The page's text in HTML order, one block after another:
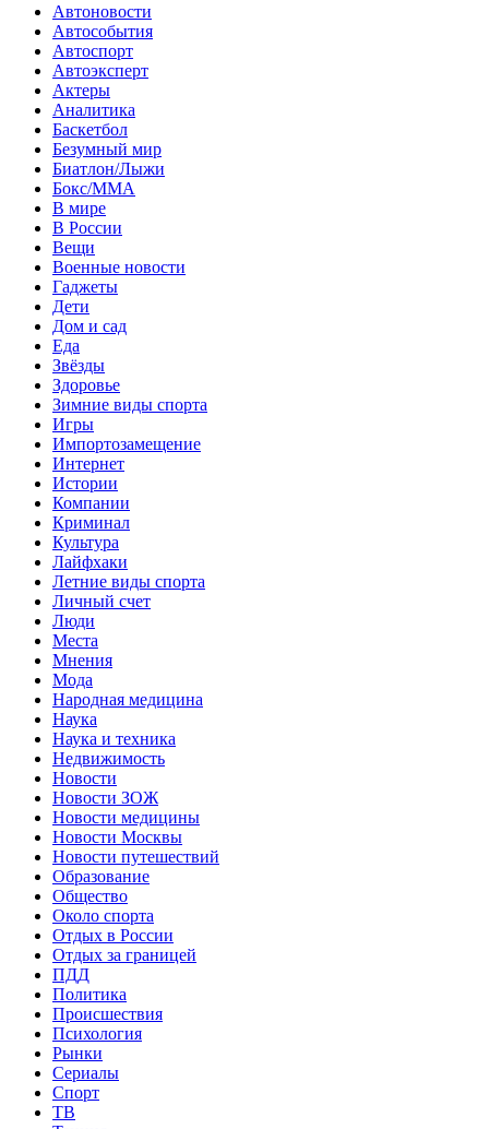
Автоновости
Автособытия
Автоспорт
Автоэксперт
Актеры
Аналитика
Баскетбол
Безумный мир
Биатлон/Лыжи
Бокс/MMA
В мире
В России
Вещи
Военные новости
Гаджеты
Дети
Дом и сад
Еда
Звёзды
Здоровье
Зимние виды спорта
Игры
Импортозамещение
Интернет
Истории
Компании
Криминал
Культура
Лайфхаки
Летние виды спорта
Личный счет
Люди
Места
Мнения
Мода
Народная медицина
Наука
Наука и техника
Недвижимость
Новости
Новости ЗОЖ
Новости медицины
Новости Москвы
Новости путешествий
Образование
Общество
Около спорта
Отдых в России
Отдых за границей
ПДД
Политика
Происшествия
Психология
Рынки
Сериалы
Спорт
ТВ